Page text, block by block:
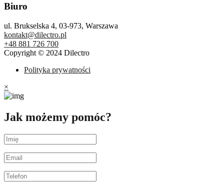
Biuro
ul. Brukselska 4, 03-973, Warszawa
kontakt@dilectro.pl
+48 881 726 700
Copyright © 2024 Dilectro
Polityka prywatności
×
Jak możemy pomóc?